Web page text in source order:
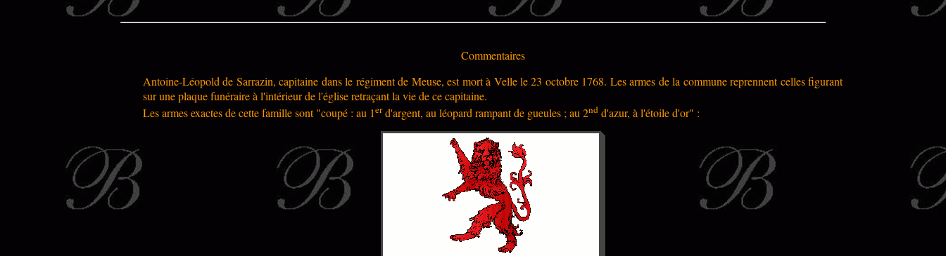
Commentaires
Antoine-Léopold de Sarrazin, capitaine dans le régiment de Meuse, est mort à Velle le 23 octobre 1768. Les armes de la commune reprennent celles figurant
sur une plaque funéraire à l'intérieur de l'église retraçant la vie de ce capitaine.
Les armes exactes de cette famille sont "coupé : au 1erd'argent, au léopard rampant de gueules ; au 2nd d'azur, à l'étoile d'or" :